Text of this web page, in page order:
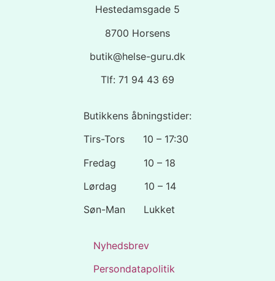
Hestedamsgade 5
8700 Horsens
butik@helse-guru.dk
Tlf: 71 94 43 69
Butikkens åbningstider:
Tirs-Tors 10 – 17:30
Fredag 10 – 18
Lørdag 10 – 14
Søn-Man Lukket
Nyhedsbrev
Persondatapolitik